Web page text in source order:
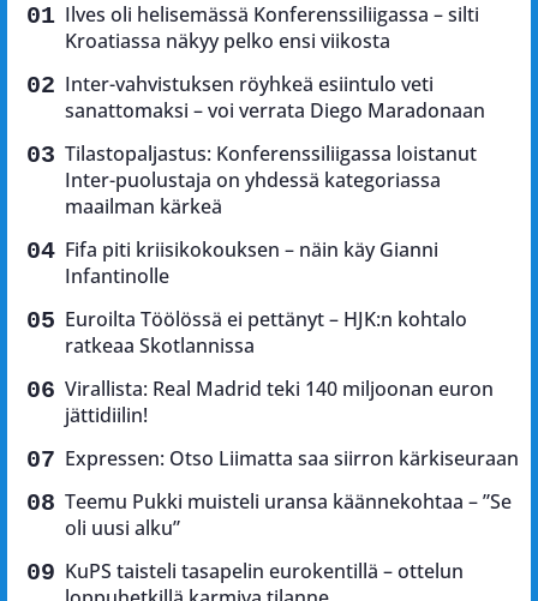
Ilves oli helisemässä Konferenssiliigassa – silti
Kroatiassa näkyy pelko ensi viikosta
Inter-vahvistuksen röyhkeä esiintulo veti
sanattomaksi – voi verrata Diego Maradonaan
Tilastopaljastus: Konferenssiliigassa loistanut
Inter-puolustaja on yhdessä kategoriassa
maailman kärkeä
Fifa piti kriisikokouksen – näin käy Gianni
Infantinolle
Euroilta Töölössä ei pettänyt – HJK:n kohtalo
ratkeaa Skotlannissa
Virallista: Real Madrid teki 140 miljoonan euron
jättidiilin!
Expressen: Otso Liimatta saa siirron kärkiseuraan
Teemu Pukki muisteli uransa käännekohtaa – ”Se
oli uusi alku”
KuPS taisteli tasapelin eurokentillä – ottelun